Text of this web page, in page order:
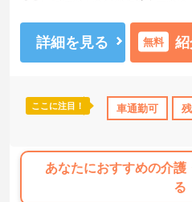
手当・補助 無資格OK 社会保
護師が24時間常駐しています。急変
担当するため、初任者研修や実務
などの生活を支えるケアに専念でき
なるほか、月平均の残業時間も5時
です。常勤スタッフの比率が90パ
に合わせた個別のOJT研修が実施さ
ており、多職種と連携しながら専門
詳細を見る 無料 紹
ここに注目！ 車通勤可
あなたにおすすめの介護
る